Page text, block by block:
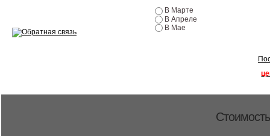
В Марте
В Апреле
В Мае